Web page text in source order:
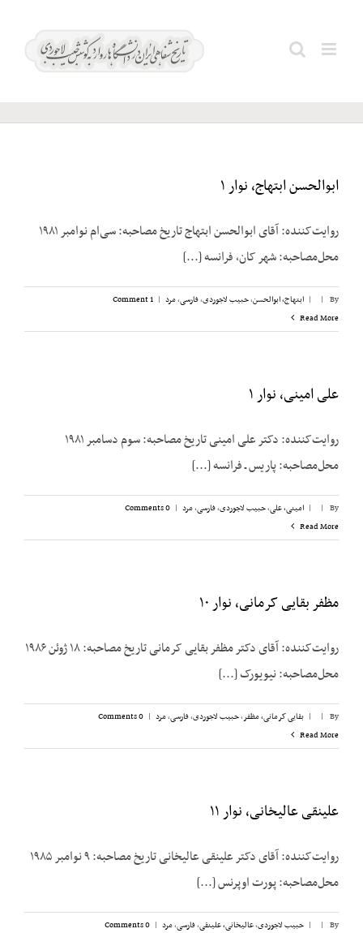
وکیلی؛
ابوالحسن ابتهاج، نوار ۱
روایت‌کننده: آقای ابوالحسن ابتهاج تاریخ مصاحبه: سی‌ام نوامبر ۱۹۸۱
محل‌مصاحبه: شهر کان، فرانسه [...]
By
|
| ابتهاج، ابوالحسن,حبیب لاجوردی,فارسی,مرد |
1 Comment
Read More
علی امینی، نوار ۱
روایت‌کننده: دکتر علی امینی تاریخ مصاحبه: سوم دسامبر ۱۹۸۱
محل‌مصاحبه: پاریس ـ فرانسه [...]
By
|
| امینی، علی,حبیب لاجوردی,فارسی,مرد |
0 Comments
Read More
مظفر بقایی کرمانی، نوار ۱۰
روایت‌کننده: آقای دکتر مظفر بقایی کرمانی تاریخ مصاحبه: ۱۸ ژوئن ۱۹۸۶
محل‌مصاحبه: نیویورک [...]
By
|
| بقایی کرمانی، مظفر,حبیب لاجوردی,فارسی,مرد |
0 Comments
Read More
علینقی عالیخانی، نوار ۱۱
روایت‌کننده: آقای دکتر علینقی عالیخانی تاریخ مصاحبه: ۹ نوامبر ۱۹۸۵
محل‌مصاحبه: پورت اوپرنس [...]
By
|
| حبیب لاجوردی,عالیخانی، علینقی,فارسی,مرد |
0 Comments